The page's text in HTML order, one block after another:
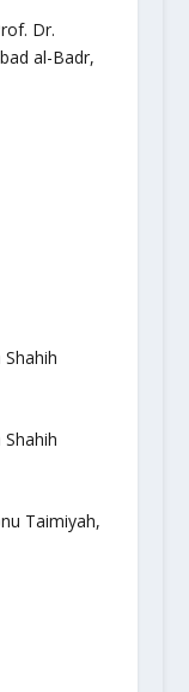
Dr.
al-Badr,
Taimiyah,